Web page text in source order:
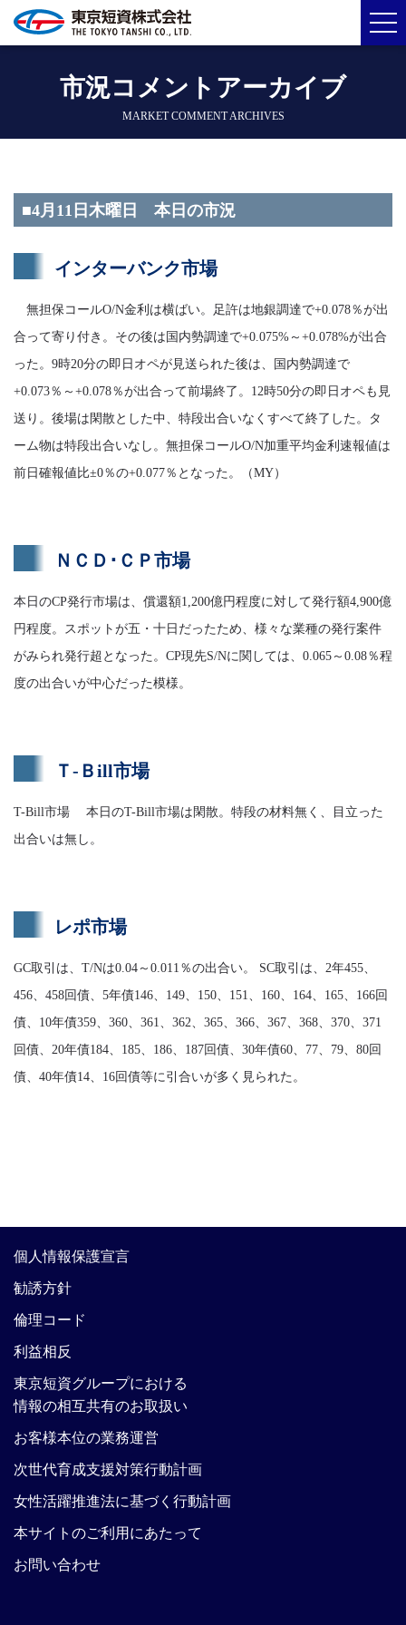
市況コメントアーカイブ
MARKET COMMENT ARCHIVES
■4月11日木曜日 本日の市況
インターバンク市場
無担保コールO/N金利は横ばい。足許は地銀調達で+0.078％が出
合って寄り付き。その後は国内勢調達で+0.075%～+0.078%が出合
った。9時20分の即日オペが見送られた後は、国内勢調達で
+0.073％～+0.078％が出合って前場終了。12時50分の即日オペも見
送り。後場は閑散とした中、特段出合いなくすべて終了した。タ
ーム物は特段出合いなし。無担保コールO/N加重平均金利速報値は
前日確報値比±0％の+0.077％となった。（MY）
ＮＣＤ･ＣＰ市場
本日のCP発行市場は、償還額1,200億円程度に対して発行額4,900億
円程度。スポットが五・十日だったため、様々な業種の発行案件
がみられ発行超となった。CP現先S/Nに関しては、0.065～0.08％程
度の出合いが中心だった模様。
Ｔ-Ｂill市場
T-Bill市場 本日のT-Bill市場は閑散。特段の材料無く、目立った
出合いは無し。
レポ市場
GC取引は、T/Nは0.04～0.011％の出合い。 SC取引は、2年455、
456、458回債、5年債146、149、150、151、160、164、165、166回
債、10年債359、360、361、362、365、366、367、368、370、371
回債、20年債184、185、186、187回債、30年債60、77、79、80回
債、40年債14、16回債等に引合いが多く見られた。
個人情報保護宣言
勧誘方針
倫理コード
利益相反
東京短資グループにおける
情報の相互共有のお取扱い
お客様本位の業務運営
次世代育成支援対策行動計画
女性活躍推進法に基づく行動計画
本サイトのご利用にあたって
お問い合わせ